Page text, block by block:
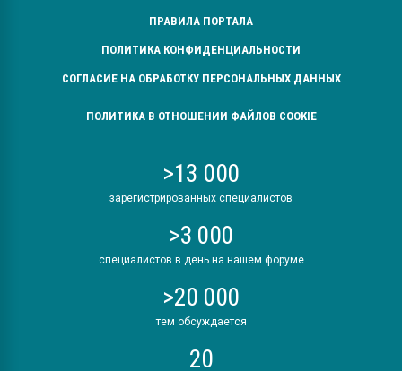
ПРАВИЛА ПОРТАЛА
ПОЛИТИКА КОНФИДЕНЦИАЛЬНОСТИ
СОГЛАСИЕ НА ОБРАБОТКУ ПЕРСОНАЛЬНЫХ ДАННЫХ
ПОЛИТИКА В ОТНОШЕНИИ ФАЙЛОВ COOKIE
>13 000
зарегистрированных специалистов
>3 000
специалистов в день на нашем форуме
>20 000
тем обсуждается
20